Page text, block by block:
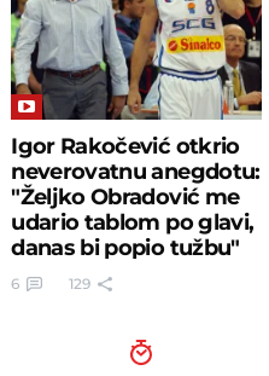
Igor Rakočević otkrio
neverovatnu anegdotu:
"Željko Obradović me
udario tablom po glavi,
danas bi popio tužbu"
6 129